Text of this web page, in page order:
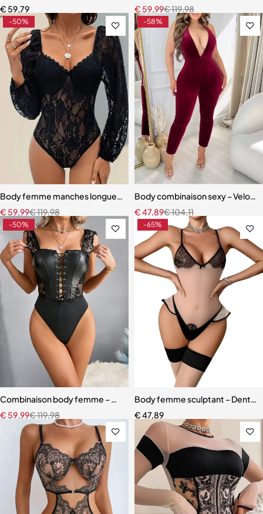
€ 59,79
€119,98
€ 59,99
-50%
Body femme manches longues – Dentelle moulante une pièce (noir
€119,98
€ 59,99
-58%
Body combinaison sexy –
€104,11
€47,89
-50%
Combinaison body femme – Modèle slim en PU tendance Y2K
€119,98
€ 59,99
-65%
Body femme sculptant –
€47,89